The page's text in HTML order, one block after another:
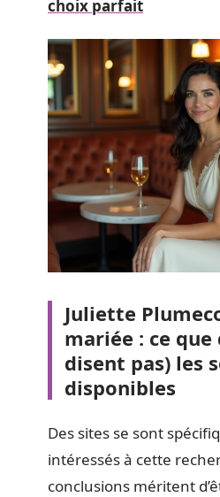
choix parfait
Juliette
mariée : ce
disent pas) les
disponibles
Des sites se sont
intéressés à cette
conclusions méritent